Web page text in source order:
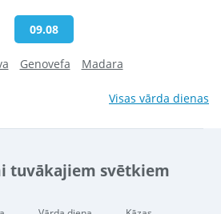
09.08
Genovefa Madara
Visas vārda dienas
tuvākajiem svētkiem